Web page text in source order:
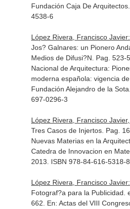
Fundación Caja De
4538-6
López Rivera, Francisco Javier:
Jos? Galnares: un Pionero
Medios de Difusi?N. Pag. 523-
Nacional de Arquitectura:
moderna española: vigencia
Fundación Alejandro de la
697-0296-3
López Rivera, Francisco
Tres Casos de Injertos. Pag.
Nuevas Materias en la
Catedra de Innovacion en
2013. ISBN 978-84-616-5318-8
López Rivera, Francisco Javier:
Fotograf?a para la Publicidad.
662. En: Actas del VIII